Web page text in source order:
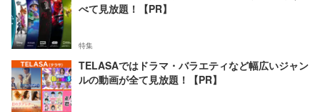
べて見放題！【PR】
特集
TELASAではドラマ・バラエティなど幅広いジャン
ルの動画が全て見放題！【PR】